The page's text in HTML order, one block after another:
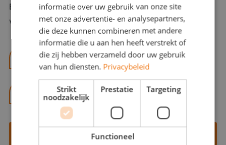
Bel of mail Benno met al jouw vragen. Benno staat
voor je klaar en helpt je graag!
benno@viajou.nl
06 13 28 62 71
Contact opnemen
informatie over uw gebruik van onze site
met onze advertentie- en analysepartners,
die deze kunnen combineren met andere
informatie die u aan hen heeft verstrekt of
die zij hebben verzameld door uw gebruik
van hun diensten. Privacybeleid
Strikt
noodzakelijk
Prestatie Targeting
Functioneel